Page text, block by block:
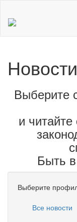
Выберите
и
Быть
Выберите
Все новости